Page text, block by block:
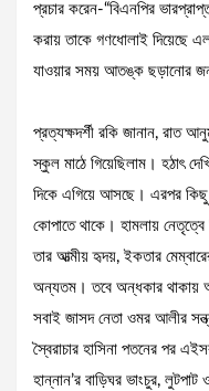
প্রচার করেন-“বিএনপির
করায় তাকে গণধোলাই দিয়েছে
যাওয়ার সময় আতঙ্ক ছড়ানোর
প্রত্যক্ষদর্শী রকি জানান, রাত
স্কুল মাঠে গিয়েছিলাম। হঠাৎ
দিকে এগিয়ে আসছে। এরপর কিছু
কোপাতে থাকে। হামলায়
তার আত্মীয় হৃদয়, ইকতার
অন্যতম। তবে অন্ধকার থাকায়
সবাই জাসদ নেতা ওমর আলীর
স্বৈরাচার হাসিনা পতনের পর
হান্নান’র বাড়িঘর ভাংচুর,